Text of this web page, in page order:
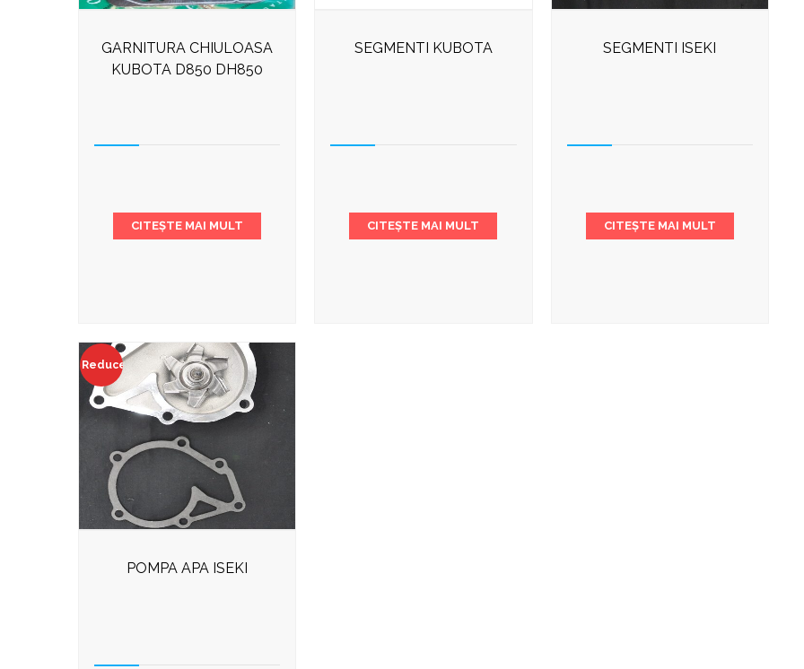
GARNITURA CHIULOASA
KUBOTA D850 DH850
CITEȘTE MAI MULT
SEGMENTI KUBOTA
CITEȘTE MAI MULT
SEGMENTI ISEKI
CITEȘTE MAI MULT
Reduceri!
POMPA APA ISEKI